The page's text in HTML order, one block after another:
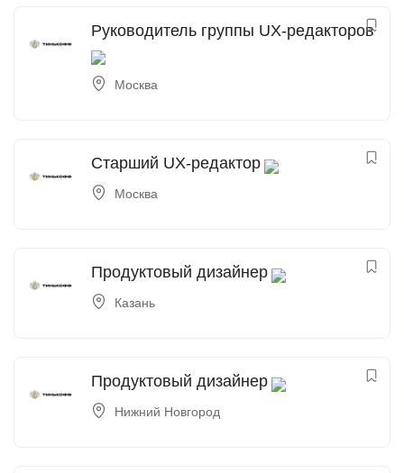
Руководитель группы UX-редакторов
Москва
Старший UX-редактор
Москва
Продуктовый дизайнер
Казань
Продуктовый дизайнер
Нижний Новгород